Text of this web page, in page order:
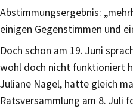
Abstimmungsergebnis:
einigen Gegenstimmen und
Doch schon am 19. Juni
wohl doch nicht funktioniert
Juliane Nagel, hatte gleich
Ratsversammlung am 8. Juli